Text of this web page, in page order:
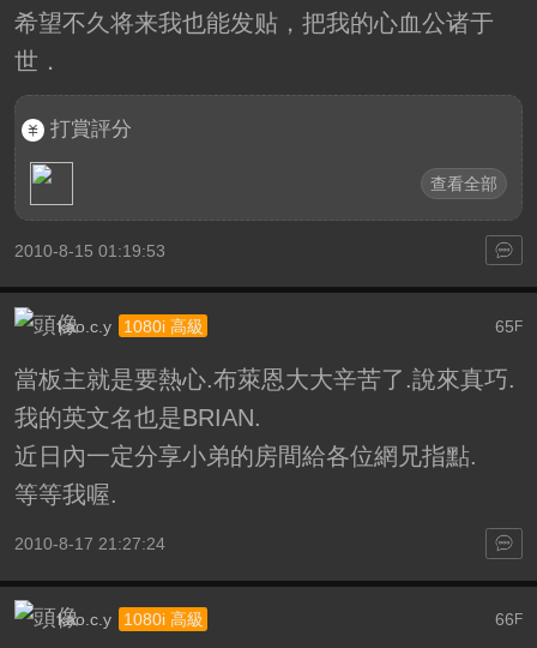
希望不久将来我也能发贴，把我的心血公诸于
世．
打賞評分
查看全部
2010-8-15 01:19:53
65 F
kao.c.y 1080i 高級
當板主就是要熱心.布萊恩大大辛苦了.說來真巧.
我的英文名也是BRIAN.
近日內一定分享小弟的房間給各位網兄指點.
等等我喔.
2010-8-17 21:27:24
66 F
kao.c.y 1080i 高級